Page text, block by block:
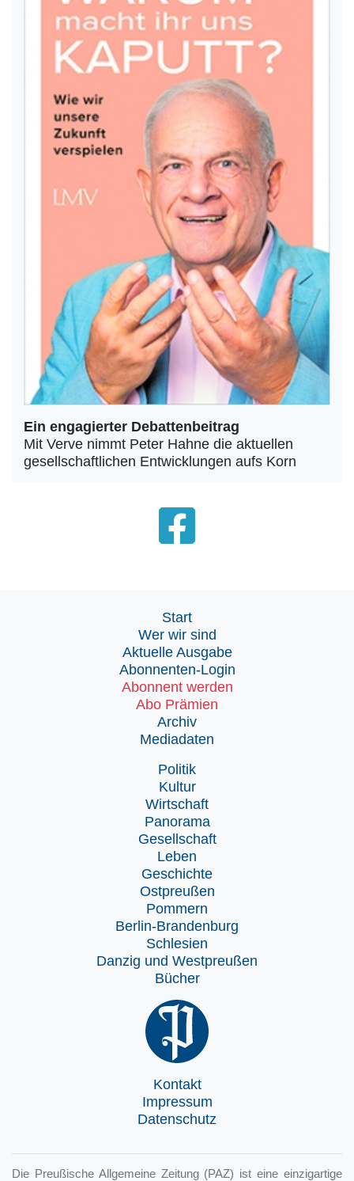
Ein engagierter Debattenbeitrag
Mit Verve nimmt Peter Hahne die aktuellen
gesellschaftlichen Entwicklungen aufs Korn
Start
Wer wir sind
Aktuelle Ausgabe
Abonnenten-Login
Abonnent werden
Abo Prämien
Archiv
Mediadaten
Politik
Kultur
Wirtschaft
Panorama
Gesellschaft
Leben
Geschichte
Ostpreußen
Pommern
Berlin-Brandenburg
Schlesien
Danzig und Westpreußen
Bücher
Kontakt
Impressum
Datenschutz
Die Preußische Allgemeine Zeitung (PAZ) ist eine einzigartige